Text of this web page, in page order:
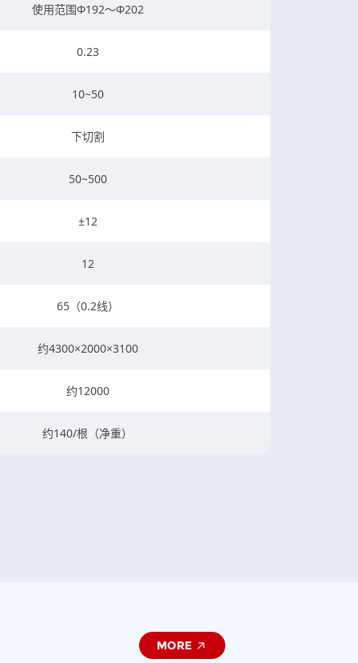
使用范围Φ192～Φ202
0.23
10~50
下切割
50~500
±12
12
65（0.2线）
约4300×2000×3100
约12000
约140/根（净重）
MORE